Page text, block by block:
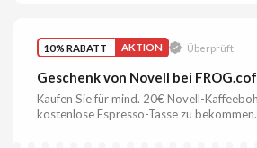
10% RABATT AKTION Überprüft
Geschenk von Novell bei
Kaufen Sie für mind. 20€ Novell-
kostenlose Espresso-Tasse zu bekommen.